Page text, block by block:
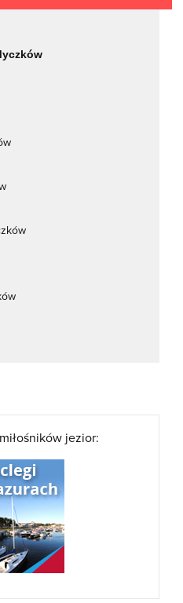
jezior: